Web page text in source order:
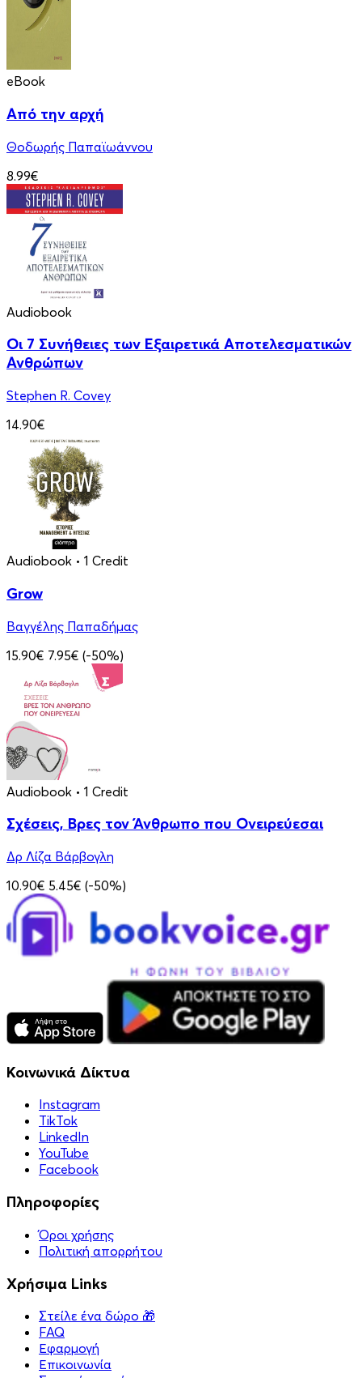
eBook
Από την αρχή
Θοδωρής Παπαϊωάννου
8.99€
Audiobook
Οι 7 Συνήθειες των Εξαιρετικά Αποτελεσματικών
Ανθρώπων
Stephen R. Covey
14.90€
Audiobook • 1 Credit
Grow
Βαγγέλης Παπαδήμας
15.90€ 7.95€ (-50%)
Audiobook • 1 Credit
Σχέσεις, Βρες τον Άνθρωπο που Ονειρεύεσαι
Δρ Λίζα Βάρβογλη
10.90€ 5.45€ (-50%)
Κοινωνικά Δίκτυα
Instagram
TikTok
LinkedIn
YouTube
Facebook
Πληροφορίες
Όροι χρήσης
Πολιτική απορρήτου
Χρήσιμα Links
Στείλε ένα δώρο 🎁
FAQ
Εφαρμογή
Επικοινωνία